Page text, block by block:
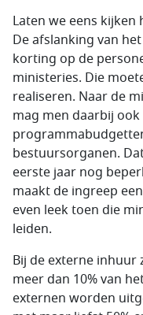
Laten we eens
De afslanking van
korting op de
ministeries. Die
realiseren. Naar de
mag men daarbij
bestuursorganen.
eerste jaar nog
maakt de ingreep
even leek toen die
leiden.
Bij de externe
meer dan 10% van
externen worden